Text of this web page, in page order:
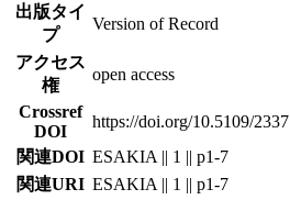
出版タイ
プ
Version of Record
アクセス
権
open access
Crossref
DOI
https://doi.org/10.5109/2337
関連DOI ESAKIA || 1 || p1-7
関連URI ESAKIA || 1 || p1-7